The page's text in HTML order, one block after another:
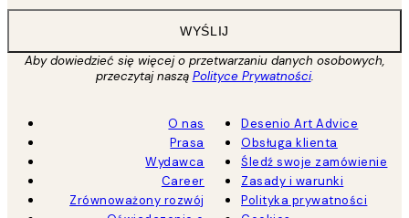
WYŚLIJ
Aby dowiedzieć się więcej o przetwarzaniu danych osobowych,
przeczytaj naszą Polityce Prywatności.
O nas
Prasa
Wydawca
Career
Zrównoważony rozwój
Desenio Art Advice
Obsługa klienta
Śledź swoje zamówienie
Zasady i warunki
Polityka prywatności